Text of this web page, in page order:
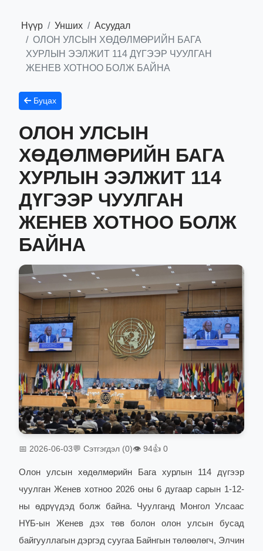
Нүүр Унших
Асуудал
ОЛОН УЛСЫН ХӨДӨЛМӨРИЙН БАГА
ХУРЛЫН ЭЭЛЖИТ 114 ДҮГЭЭР ЧУУЛГАН
ЖЕНЕВ ХОТНОО БОЛЖ БАЙНА
Буцах
ОЛОН УЛСЫН
ХӨДӨЛМӨРИЙН БАГА
ХУРЛЫН ЭЭЛЖИТ 114
ДҮГЭЭР ЧУУЛГАН
ЖЕНЕВ ХОТНОО БОЛЖ
БАЙНА
📅 2026-06-03💬 Сэтгэгдэл (0)👁 94👍 0
Олон улсын хөдөлмөрийн Бага хурлын 114 дүгээр
чуулган Женев хотноо 2026 оны 6 дугаар сарын 1-12-
ны өдрүүдэд болж байна. Чуулганд Монгол Улсаас
НҮБ-ын Женев дэх төв болон олон улсын бусад
байгууллагын дэргэд суугаа Байнгын төлөөлөгч, Элчин